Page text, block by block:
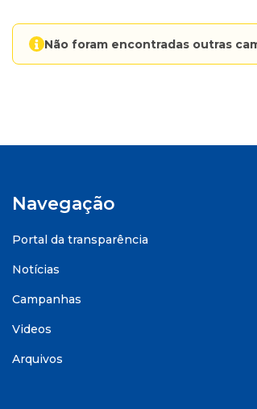
Não foram encontradas outras
Navegação
Portal da transparência
Notícias
Campanhas
Videos
Arquivos